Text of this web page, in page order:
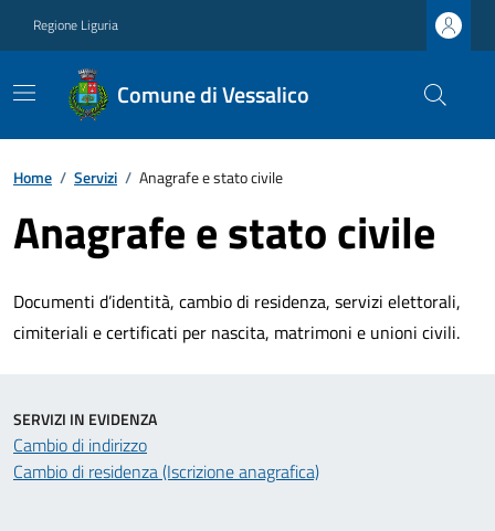
Regione Liguria
Comune di Vessalico
Home / Servizi / Anagrafe e stato civile
Anagrafe e stato civile
Documenti d’identità, cambio di residenza, servizi elettorali,
cimiteriali e certificati per nascita, matrimoni e unioni civili.
SERVIZI IN EVIDENZA
Cambio di indirizzo
Cambio di residenza (Iscrizione anagrafica)